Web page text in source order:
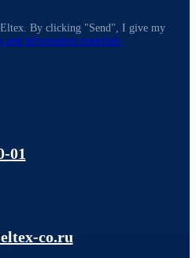
By clicking "Send", I give my
and information materials
01
co.ru